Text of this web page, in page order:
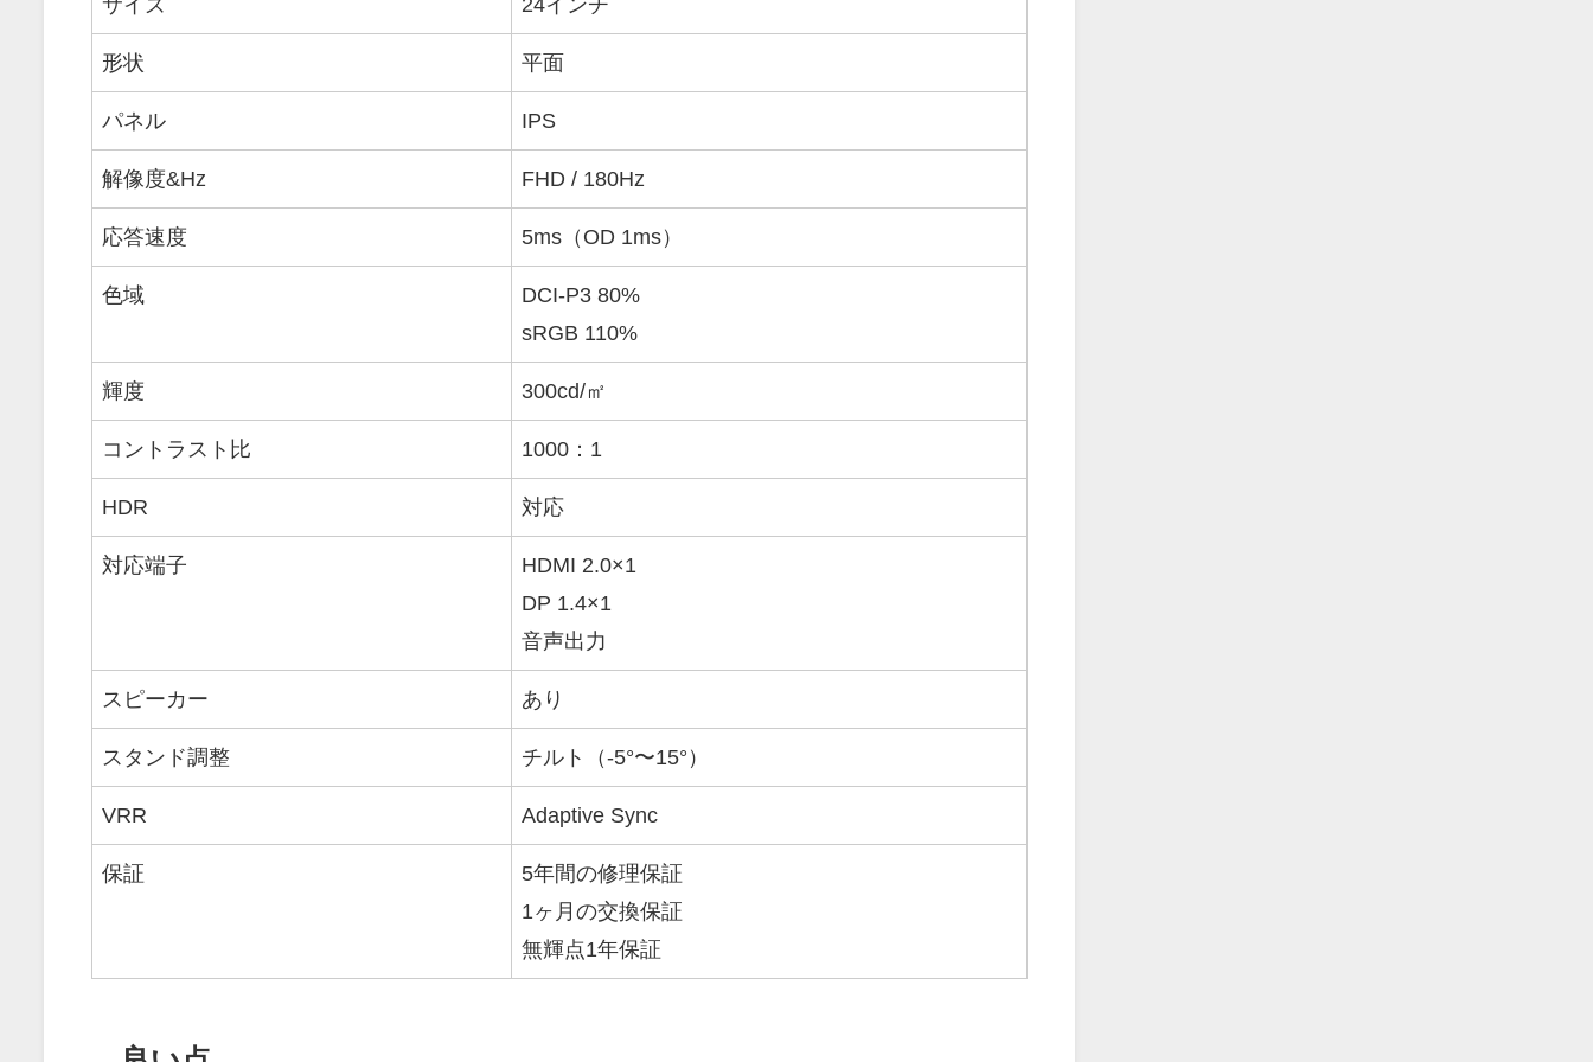
サイズ 24インチ
形状 平面
パネル IPS
解像度&Hz FHD / 180Hz
応答速度 5ms（OD 1ms）
色域
DCI-P3 80%
sRGB 110%
輝度 300cd/㎡
コントラスト比 1000：1
HDR 対応
対応端子
HDMI 2.0×1
DP 1.4×1
音声出力
スピーカー あり
スタンド調整 チルト（-5°〜15°）
VRR Adaptive Sync
保証
5年間の修理保証
1ヶ月の交換保証
無輝点1年保証